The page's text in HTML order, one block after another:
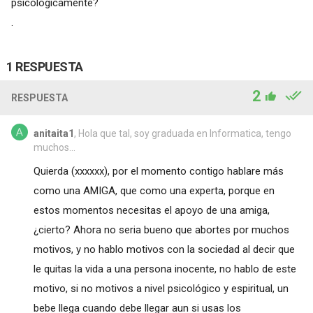
psicológicamente?
.
1 RESPUESTA
RESPUESTA 2
anitaita1 , Hola que tal, soy graduada en Informatica, tengo
muchos...
Quierda (xxxxxx), por el momento contigo hablare más
como una AMIGA, que como una experta, porque en
estos momentos necesitas el apoyo de una amiga,
¿cierto? Ahora no seria bueno que abortes por muchos
motivos, y no hablo motivos con la sociedad al decir que
le quitas la vida a una persona inocente, no hablo de este
motivo, si no motivos a nivel psicológico y espiritual, un
bebe llega cuando debe llegar aun si usas los